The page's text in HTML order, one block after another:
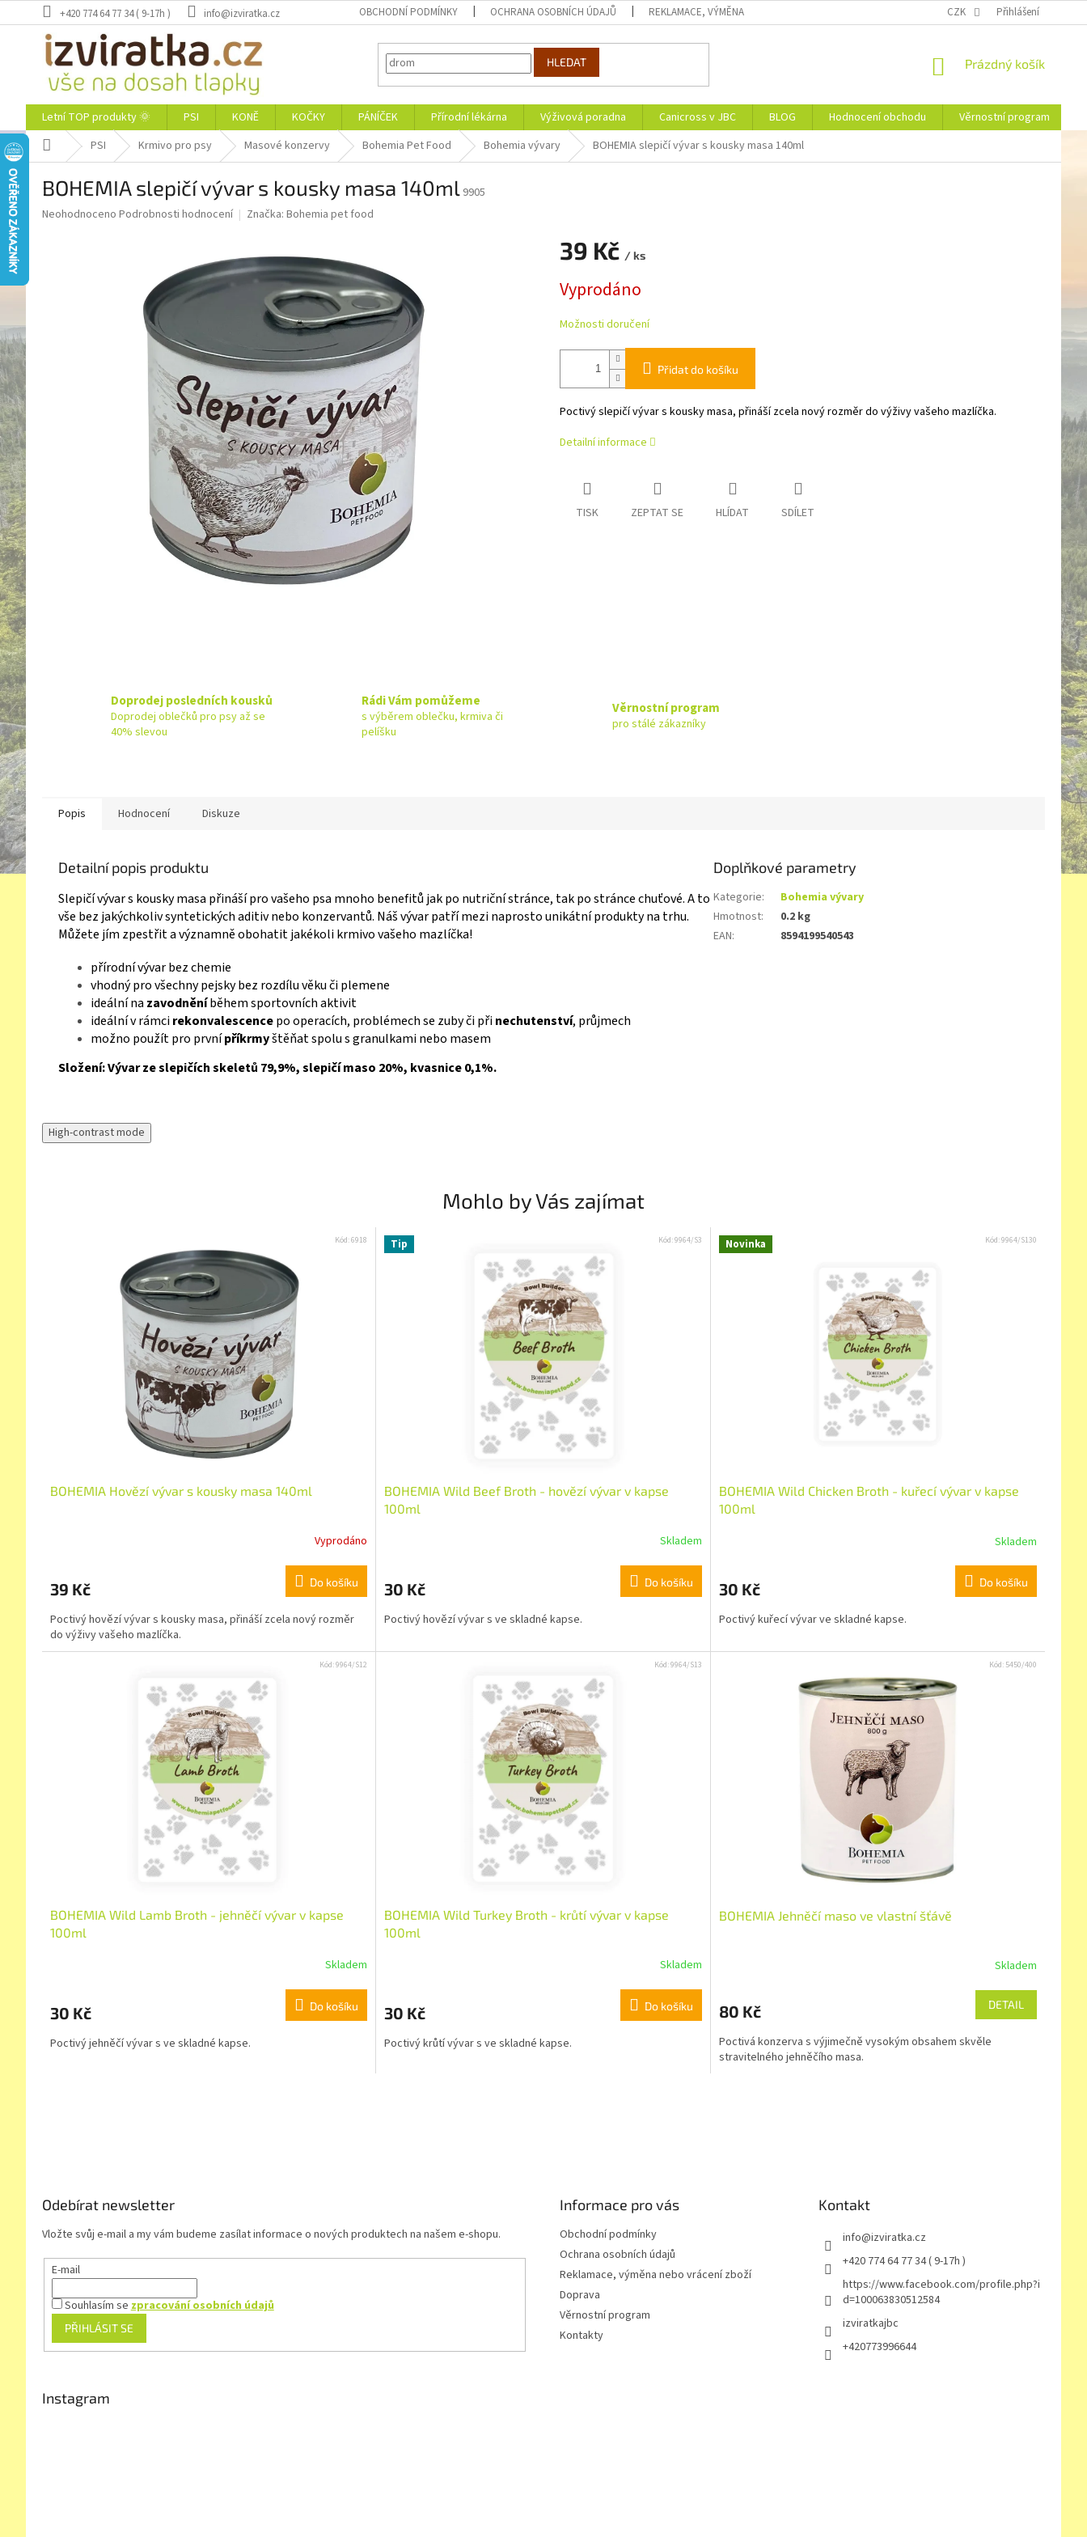
na
+420 774 64 77 34 ( 9-17h ) info@izviratka.cz OBCHODNÍ PODMÍNKY OCHRANA OSOBNÍCH ÚDAJŮ REKLAMACE, VÝMĚNA NEBO VRÁCENÍ ZBOŽÍ VĚRNOSTNÍ PROGRAM
CZK Přihlášení
HLEDAT
NÁKUPNÍ
Prázdný košík
Letní TOP produkty 🌞 PSI KONĚ KOČKY PÁNÍČEK Přírodní lékárna Výživová poradna Canicross v JBC BLOG Hodnocení obchodu Věrnostní program
Domů PSI Krmivo pro psy Masové konzervy Bohemia Pet Food Bohemia vývary BOHEMIA slepičí vývar s kousky masa 140ml
BOHEMIA slepičí vývar s kousky masa 140ml 9905
Průměrné
Neohodnoceno Podrobnosti hodnocení Značka: Bohemia pet food
39 Kč / ks
cena:
Vyprodáno
Možnosti doručení
Přidat do košíku
Poctivý slepičí vývar s kousky masa, přináší zcela nový rozměr do výživy vašeho mazlíčka.
Detailní informace
TISK ZEPTAT SE HLÍDAT SDÍLET
Doprodej posledních kousků
Doprodej oblečků pro psy až se
40% slevou
Rádi Vám pomůžeme
s výběrem oblečku, krmiva či
pelíšku
Věrnostní program
pro stálé zákazníky
Popis Hodnocení Diskuze
Detailní popis produktu
Slepičí vývar s kousky masa přináší pro vašeho psa mnoho benefitů jak po nutriční stránce, tak po stránce chuťové. A to
vše bez jakýchkoliv syntetických aditiv nebo konzervantů. Náš vývar patří mezi naprosto unikátní produkty na trhu.
Můžete jím zpestřit a významně obohatit jakékoli krmivo vašeho mazlíčka!
přírodní vývar bez chemie
vhodný pro všechny pejsky bez rozdílu věku či plemene
ideální na zavodněníběhem sportovních aktivit
ideální v rámcirekonvalescencepo operacích, problémech se zuby či přinechutenství, průjmech
možno použít pro prvnípříkrmyštěňat spolu s granulkami nebo masem
Složení:Vývar ze slepičích skeletů 79,9%, slepičí maso 20%, kvasnice 0,1%.
Doplňkové parametry
Kategorie:
Bohemia vývary
Hmotnost:
0.2 kg
EAN: 8594199540543
High-contrast mode
Mohlo by Vás zajímat
BOHEMIA Hovězí vývar s kousky masa 140ml
Vyprodáno
39 Kč Do košíku
Poctivý hovězí vývar s kousky masa, přináší zcela nový rozměr
do výživy vašeho mazlíčka.
Kód:6918 Tip
BOHEMIA Wild Beef Broth - hovězí vývar v kapse
100ml
Skladem
30 Kč Do košíku
Poctivý hovězí vývar s ve skladné kapse.
Kód:9964/S3 Novinka
BOHEMIA Wild Chicken Broth - kuřecí vývar v kapse
100ml
Skladem
30 Kč Do košíku
Poctivý kuřecí vývar ve skladné kapse.
Kód:9964/S130
BOHEMIA Wild Lamb Broth - jehněčí vývar v kapse
100ml
Skladem
30 Kč Do košíku
Poctivý jehněčí vývar s ve skladné kapse.
Kód:9964/S12
BOHEMIA Wild Turkey Broth - krůtí vývar v kapse
100ml
Skladem
30 Kč Do košíku
Poctivý krůtí vývar s ve skladné kapse.
Kód:9964/S13
BOHEMIA Jehněčí maso ve vlastní šťávě
Skladem
80 Kč DETAIL
Poctivá konzerva s výjimečně vysokým obsahem skvěle
stravitelného jehněčího masa.
Kód: 5450/400
Odebírat newsletter
Vložte svůj e-mail a my vám budeme zasílat informace o nových produktech na našem e-shopu.
E-mail
Souhlasím se zpracování osobních údajů
PŘIHLÁSIT SE
Informace pro vás
Obchodní podmínky
Ochrana osobních údajů
Reklamace, výměna nebo vrácení zboží
Doprava
Věrnostní program
Kontakty
Kontakt
info@izviratka.cz
+420 774 64 77 34 ( 9-17h )
https://www.facebook.com/profile.php?i
d=100063830512584
izviratkajbc
+420773996644
Instagram